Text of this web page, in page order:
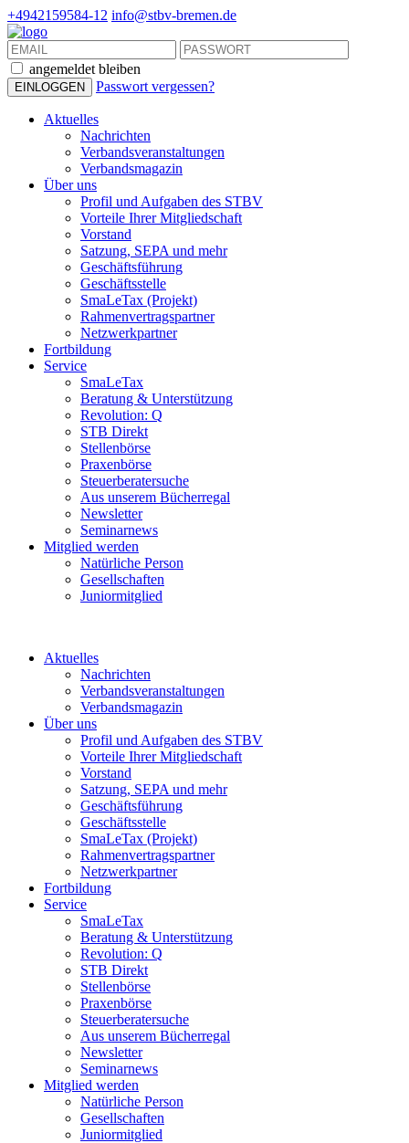
+4942159584-12 info@stbv-bremen.de
angemeldet bleiben
Passwort vergessen?
Aktuelles
Nachrichten
Verbandsveranstaltungen
Verbandsmagazin
Über uns
Profil und Aufgaben des STBV
Vorteile Ihrer Mitgliedschaft
Vorstand
Satzung, SEPA und mehr
Geschäftsführung
Geschäftsstelle
SmaLeTax (Projekt)
Rahmenvertragspartner
Netzwerkpartner
Fortbildung
Service
SmaLeTax
Beratung & Unterstützung
Revolution: Q
STB Direkt
Stellenbörse
Praxenbörse
Steuerberatersuche
Aus unserem Bücherregal
Newsletter
Seminarnews
Mitglied werden
Natürliche Person
Gesellschaften
Juniormitglied
Aktuelles
Nachrichten
Verbandsveranstaltungen
Verbandsmagazin
Über uns
Profil und Aufgaben des STBV
Vorteile Ihrer Mitgliedschaft
Vorstand
Satzung, SEPA und mehr
Geschäftsführung
Geschäftsstelle
SmaLeTax (Projekt)
Rahmenvertragspartner
Netzwerkpartner
Fortbildung
Service
SmaLeTax
Beratung & Unterstützung
Revolution: Q
STB Direkt
Stellenbörse
Praxenbörse
Steuerberatersuche
Aus unserem Bücherregal
Newsletter
Seminarnews
Mitglied werden
Natürliche Person
Gesellschaften
Juniormitglied